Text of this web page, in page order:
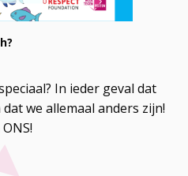
In ieder geval dat
we allemaal anders zijn!